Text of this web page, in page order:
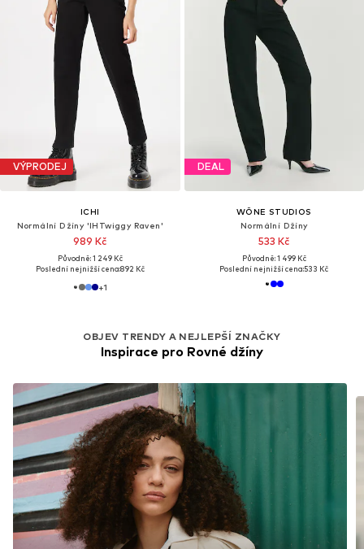
VÝPRODEJ
ICHI
Normální Džíny 'IHTwiggy Raven'
989 Kč
Původně: 1 249 Kč
Poslední nejnižší cena:892 Kč
+1
DEAL
WÔNE STUDIOS
Normální Džíny
533 Kč
Původně: 1 499 Kč
Poslední nejnižší cena:533 Kč
OBJEV TRENDY A NEJLEPŠÍ ZNAČKY
Inspirace pro Rovné džíny